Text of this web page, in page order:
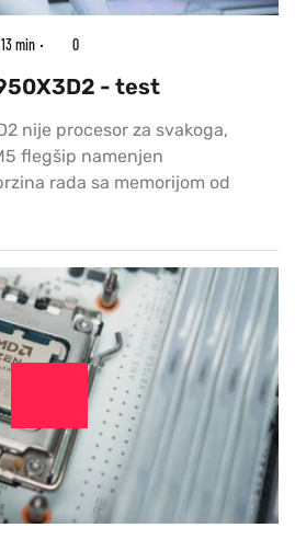
13 min 0
- test
nije procesor za svakoga,
flegšip namenjen
rada sa memorijom od